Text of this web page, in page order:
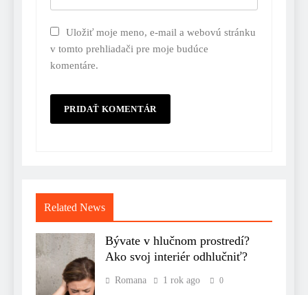
Uložiť moje meno, e-mail a webovú stránku
v tomto prehliadači pre moje budúce
komentáre.
Related News
Bývate v hlučnom prostredí?
Ako svoj interiér odhlučniť?
Romana 1 rok ago 0